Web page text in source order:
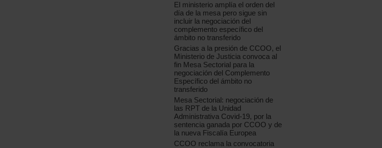
El ministerio amplía el orden del
día de la mesa pero sigue sin
incluir la negociación del
complemento específico del
ámbito no transferido
Gracias a la presión de CCOO, el
Ministerio de Justicia convoca al
fin Mesa Sectorial para la
negociación del Complemento
Específico del ámbito no
transferido
Mesa Sectorial: negociación de
las RPT de la Unidad
Administrativa Covid-19, por la
sentencia ganada por CCOO y de
la nueva Fiscalía Europea
CCOO reclama la convocatoria